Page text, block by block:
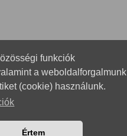
funkciók
a weboldalforgalmunk
(cookie) használunk.
Értem